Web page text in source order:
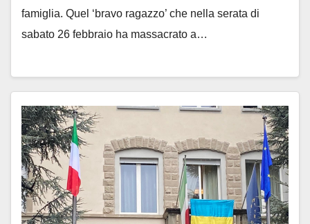
famiglia. Quel ‘bravo ragazzo’ che nella serata di
sabato 26 febbraio ha massacrato a…